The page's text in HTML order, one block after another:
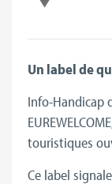
Un label de
Info-Handicap
touristiques
Ce label